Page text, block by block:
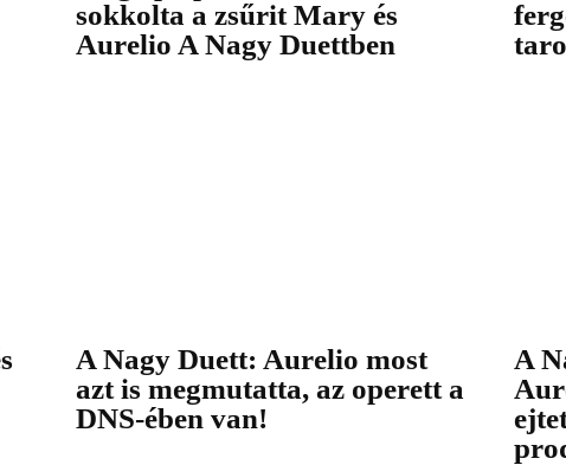
sokkolta a zsűrit Mary és
Aurelio A Nagy Duettben
A Nagy Duett: Aurelio most
azt is megmutatta, az operett a
DNS-ében van!
A